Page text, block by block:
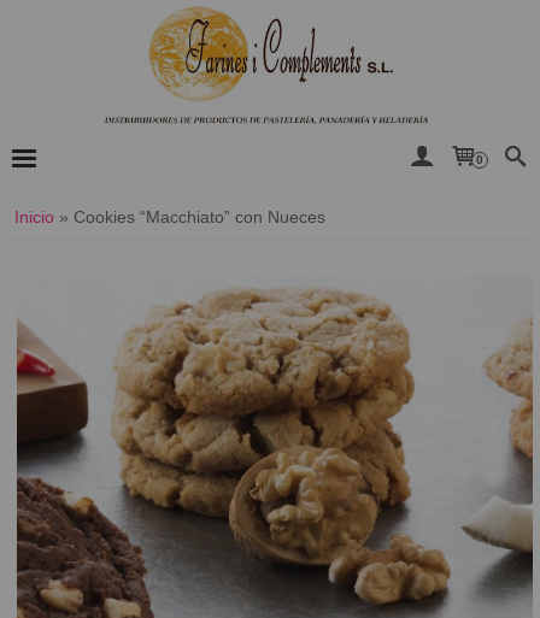
0
Inicio » ​Cookies “Macchiato” con Nueces